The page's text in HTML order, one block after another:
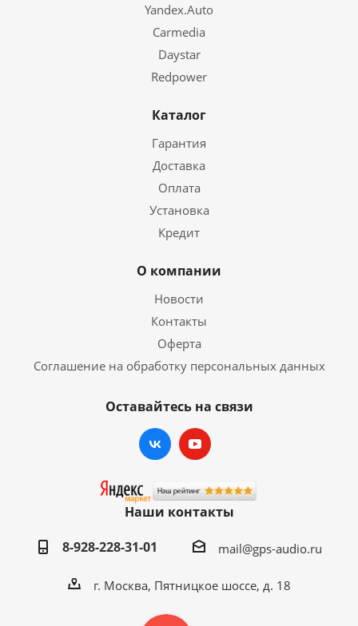
Yandex.Auto
Carmedia
Daystar
Redpower
Каталог
Гарантия
Доставка
Оплата
Установка
Кредит
О компании
Новости
Контакты
Оферта
Соглашение на обработку персональных данных
Оставайтесь на связи
Наши контакты
8-928-228-31-01
mail@gps-audio.ru
г. Москва, Пятницкое шоссе, д. 18